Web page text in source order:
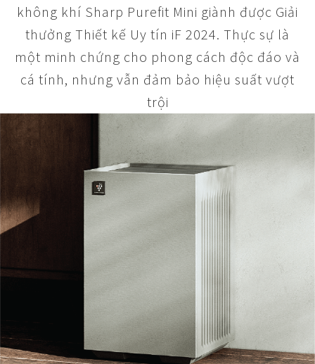
không khí Sharp Purefit Mini giành được Giải
thưởng Thiết kế Uy tín iF 2024. Thực sự là
một minh chứng cho phong cách độc đáo và
cá tính, nhưng vẫn đảm bảo hiệu suất vượt
trội